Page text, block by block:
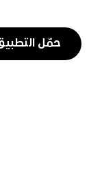
حمّل